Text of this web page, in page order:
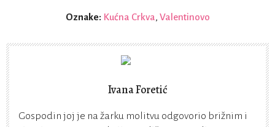
Oznake: Kućna Crkva, Valentinovo
Ivana Foretić
Gospodin joj je na žarku molitvu odgovorio brižnim i